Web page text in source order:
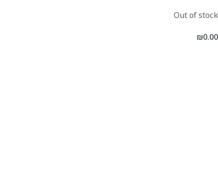
Out of stock
₪0.00